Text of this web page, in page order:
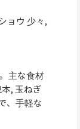
ョウ 少々,
主な食材
, 玉ねぎ
、手軽な